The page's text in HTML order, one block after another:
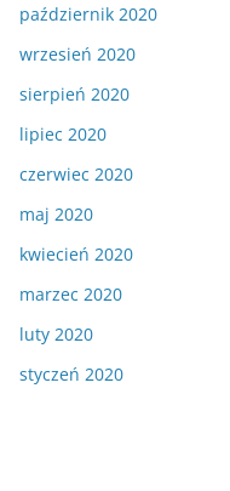
październik 2020
wrzesień 2020
sierpień 2020
lipiec 2020
czerwiec 2020
maj 2020
kwiecień 2020
marzec 2020
luty 2020
styczeń 2020